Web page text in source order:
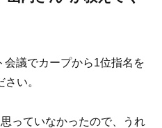
議でカープから1位指名を
い。
っていなかったので、うれ